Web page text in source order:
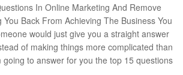
In Online Marketing And Remove
Back From Achieving The Business You
would just give you a straight answer
of making things more complicated than
going to answer for you the top 15 questions